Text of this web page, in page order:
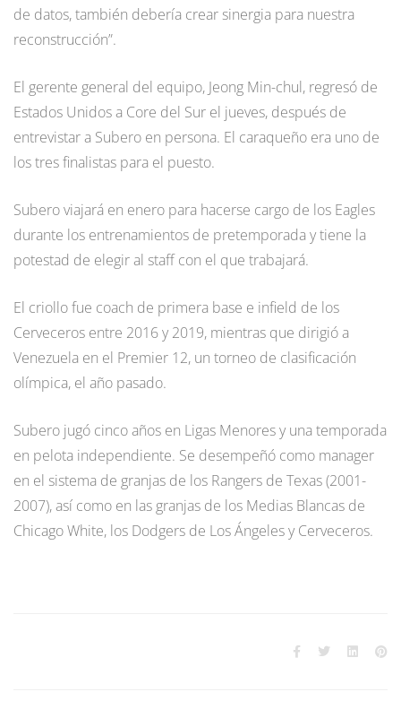
de datos, también debería crear sinergia para nuestra
reconstrucción”.
El gerente general del equipo, Jeong Min-chul, regresó de
Estados Unidos a Core del Sur el jueves, después de
entrevistar a Subero en persona. El caraqueño era uno de
los tres finalistas para el puesto.
Subero viajará en enero para hacerse cargo de los Eagles
durante los entrenamientos de pretemporada y tiene la
potestad de elegir al staff con el que trabajará.
El criollo fue coach de primera base e infield de los
Cerveceros entre 2016 y 2019, mientras que dirigió a
Venezuela en el Premier 12, un torneo de clasificación
olímpica, el año pasado.
Subero jugó cinco años en Ligas Menores y una temporada
en pelota independiente. Se desempeñó como manager
en el sistema de granjas de los Rangers de Texas (2001-
2007), así como en las granjas de los Medias Blancas de
Chicago White, los Dodgers de Los Ángeles y Cerveceros.